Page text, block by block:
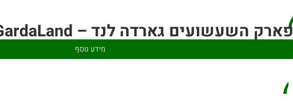
פארק השעשועים גארדה לנד – GardaLand
מידע נוסף